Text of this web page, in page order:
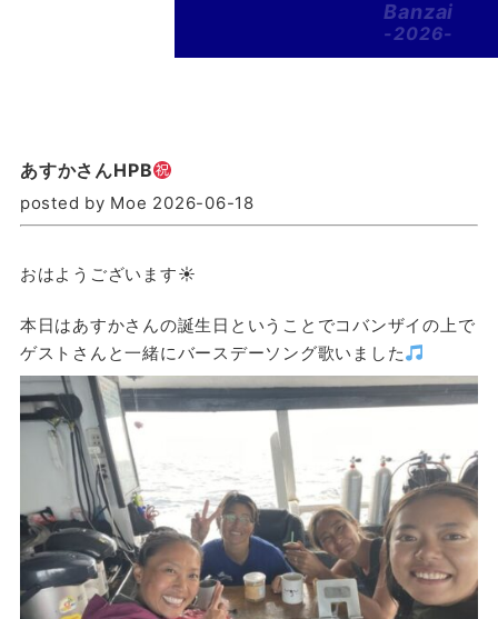
Banzai
-2026-
あすかさんHPB
posted by Moe 2026-06-18
おはようございます☀
本日はあすかさんの誕生日ということでコバンザイの上で
ゲストさんと一緒にバースデーソング歌いました